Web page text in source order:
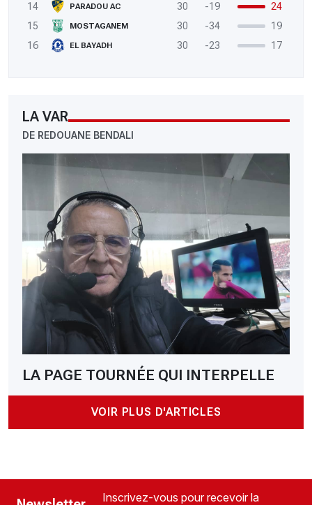
14
PARADOU AC 30 -19
24
15
MOSTAGANEM 30 -34
19
16
EL BAYADH 30 -23 17
LA VAR
DE REDOUANE BENDALI
LA PAGE TOURNÉE QUI INTERPELLE
VOIR PLUS D'ARTICLES
Inscrivez-vous pour recevoir la